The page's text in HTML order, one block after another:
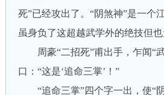
死”已经攻出了。“阴煞神”是一个
虽身负了这超越武学外的绝技但也
周豪“二招死”甫出手，乍闻“武
口：“这是‘追命三掌’！”
“追命三掌”四个字一出，使“阴